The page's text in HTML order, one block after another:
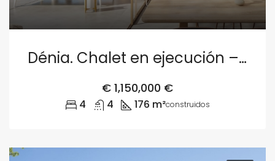
Dénia. Chalet en ejecución – Parcela 3
€ 1,150,000 €
4 4 176 m²construidos